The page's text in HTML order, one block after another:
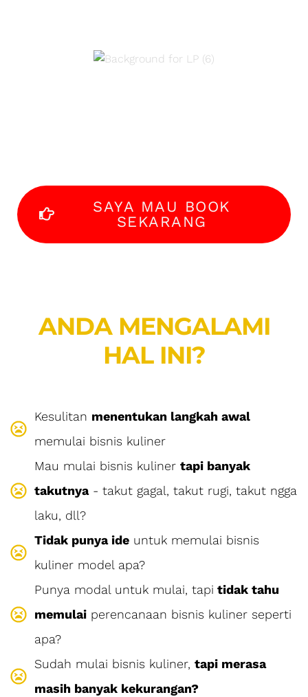
SAYA MAU BOOK
SEKARANG
ANDA MENGALAMI
HAL INI?
Kesulitan menentukan langkah awal
memulai bisnis kuliner
Mau mulai bisnis kuliner tapi banyak
takutnya- takut gagal, takut rugi, takut ngga
laku, dll?
Tidak punya ide untuk memulai bisnis
kuliner model apa?
Punya modal untuk mulai, tapi tidak tahu
memulai perencanaan bisnis kuliner seperti
apa?
Sudah mulai bisnis kuliner, tapi merasa
masih banyak kekurangan?